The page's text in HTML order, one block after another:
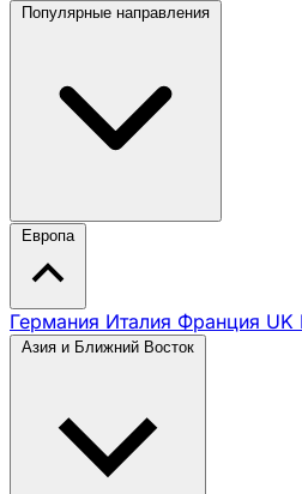
Популярные направления
Европа
Германия Италия Франция UK
Азия и Ближний Восток